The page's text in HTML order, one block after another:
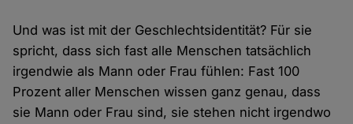
Und was ist mit der Geschlechtsidentität? Für sie
spricht, dass sich fast alle Menschen tatsächlich
irgendwie als Mann oder Frau fühlen: Fast 100
Prozent aller Menschen wissen ganz genau, dass
sie Mann oder Frau sind, sie stehen nicht irgendwo